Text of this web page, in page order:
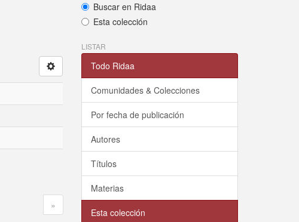
»
Buscar en Ridaa
Esta colección
LISTAR
Todo Ridaa
Comunidades & Colecciones
Por fecha de publicación
Autores
Títulos
Materias
Esta colección